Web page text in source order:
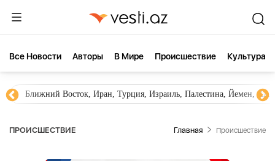
Все Новости Aвторы В Мире Происшествие Культура
Ближний Восток, Иран, Турция, Израиль, Палестина, Йемен,
ПРОИСШЕСТВИЕ Главная Происшествие